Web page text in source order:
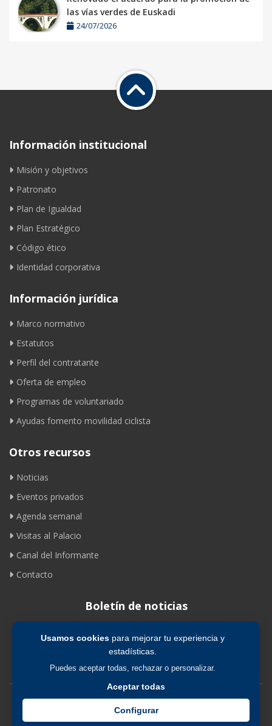
Usamos cookiespara mejorar tu experiencia y
estadísticas.
Puedes aceptar todas, rechazar o personalizar.
Aceptar todas
Configurar
las vías verdes de Euskadi
24/07/2026
Información institucional
Misión y objetivos
Patronato
Plan de Igualdad
Plan Estratégico
Código ético
Identidad corporativa
Información jurídica
Marco normativo
Estatutos
Perfil del contratante
Oferta de empleo
Programas de voluntariado
Ayudas fomento movilidad ciclista
Otros recursos
Noticias
Eventos privados
Agenda semanal
Visitas al Palacio
Canal del Informante
Contacto
Boletín de noticias
Suscribirse
Avíso legal | Política de privacidad | Política de cookies